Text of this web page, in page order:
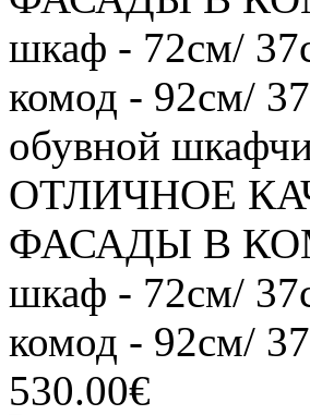
шкаф - 72см/
комод - 92см/
обувной
ОТЛИЧНОЕ
ФАСАДЫ В
шкаф - 72см/
комод - 92см/
530.00€